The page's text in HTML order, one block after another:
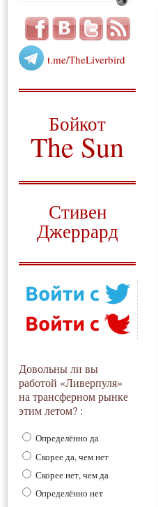
t.me/TheLiverbird
Бойкот
The Sun
Стивен
Джеррард
Довольны ли вы
работой «Ливерпуля»
на трансферном рынке
этим летом? :
Определённо да
Скорее да, чем нет
Скорее нет, чем да
Определённо нет